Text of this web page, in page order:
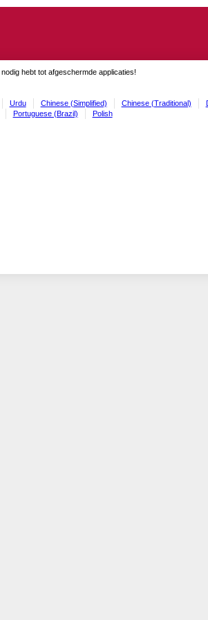
hebt tot afgeschermde applicaties!
Urdu Chinese (Simplified) Chinese (Traditional)
Portuguese (Brazil) Polish